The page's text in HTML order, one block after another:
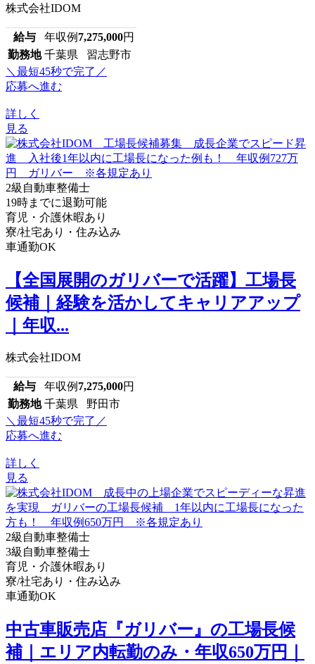
株式会社IDOM
給与 年収例 7,275,000円
勤務地 千葉県 習志野市
＼最短45秒で完了／
応募へ進む
詳しく
見る
2級自動車整備士
19時までに退勤可能
育児・介護休暇あり
寮/社宅あり・住み込み
車通勤OK
【全国展開のガリバーで活躍】工場長
候補｜経験を活かしてキャリアアップ
｜年収...
株式会社IDOM
給与 年収例 7,275,000円
勤務地 千葉県 野田市
＼最短45秒で完了／
応募へ進む
詳しく
見る
2級自動車整備士
3級自動車整備士
育児・介護休暇あり
寮/社宅あり・住み込み
車通勤OK
中古車販売店『ガリバー』の工場長候
補｜エリア内転勤のみ・年収650万円｜